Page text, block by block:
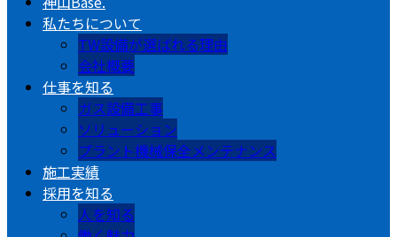
私たちについて
TW設備が選ばれる理由
会社概要
仕事を知る
ガス設備工事
ソリューション
プラント機械保全メンテナンス
施工実績
採用を知る
人を知る